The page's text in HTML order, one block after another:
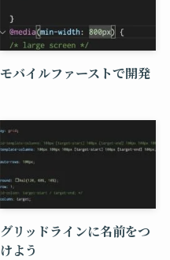
モバイルファーストで開発
グリッドラインに名前をつ
けよう